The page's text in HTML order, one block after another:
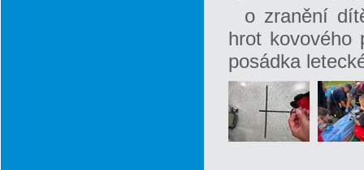
o zranění
hrot kovového
posádka